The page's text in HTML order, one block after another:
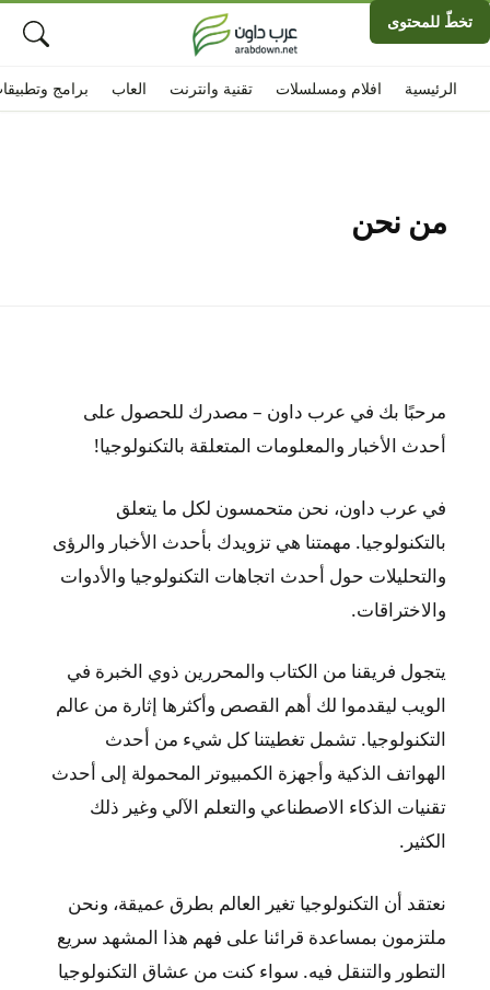
تخطّ للمحتوى
الرئيسية افلام ومسلسلات تقنية وانترنت العاب برامج
من نحن
مرحبًا بك في عرب داون – مصدرك للحصول على
أحدث الأخبار والمعلومات المتعلقة بالتكنولوجيا!
في عرب داون، نحن متحمسون لكل ما يتعلق
بالتكنولوجيا. مهمتنا هي تزويدك بأحدث الأخبار والرؤى
والتحليلات حول أحدث اتجاهات التكنولوجيا والأدوات
والاختراقات.
يتجول فريقنا من الكتاب والمحررين ذوي الخبرة في
الويب ليقدموا لك أهم القصص وأكثرها إثارة من عالم
التكنولوجيا. تشمل تغطيتنا كل شيء من أحدث
الهواتف الذكية وأجهزة الكمبيوتر المحمولة إلى أحدث
تقنيات الذكاء الاصطناعي والتعلم الآلي وغير ذلك
الكثير.
نعتقد أن التكنولوجيا تغير العالم بطرق عميقة، ونحن
ملتزمون بمساعدة قرائنا على فهم هذا المشهد سريع
التطور والتنقل فيه. سواء كنت من عشاق التكنولوجيا